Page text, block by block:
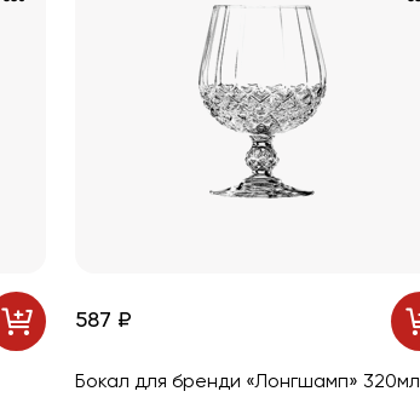
587 ₽
Бокал для бренди «Лонгшамп» 320мл